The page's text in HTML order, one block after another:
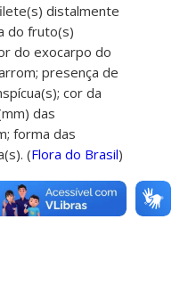
distalmente
do fruto(s)
do exocarpo do
presença de
cor da
das
forma das
(Flora do Brasil)
do-maranhão